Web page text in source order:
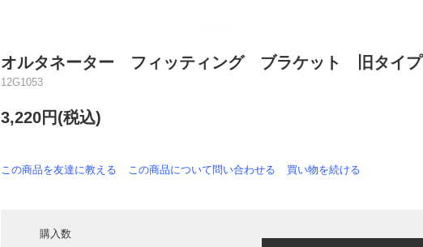
オルタネーター フィッティング ブラケット 旧タイプ
12G1053
3,220円(税込)
この商品を友達に教える この商品について問い合わせる 買い物を続ける
購入数